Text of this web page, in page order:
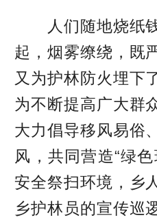
人们随地烧纸钱
起，烟雾缭绕，既
又为护林防火埋下
为不断提高广大群
大力倡导移风易俗
风，共同营造“绿
安全祭扫环境，乡
乡护林员的宣传巡